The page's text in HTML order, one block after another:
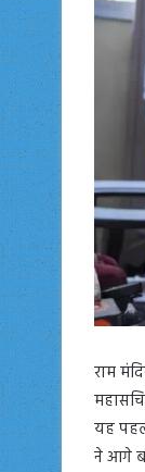
राम
यह
ने आगे